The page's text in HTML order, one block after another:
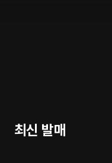
최신 발매